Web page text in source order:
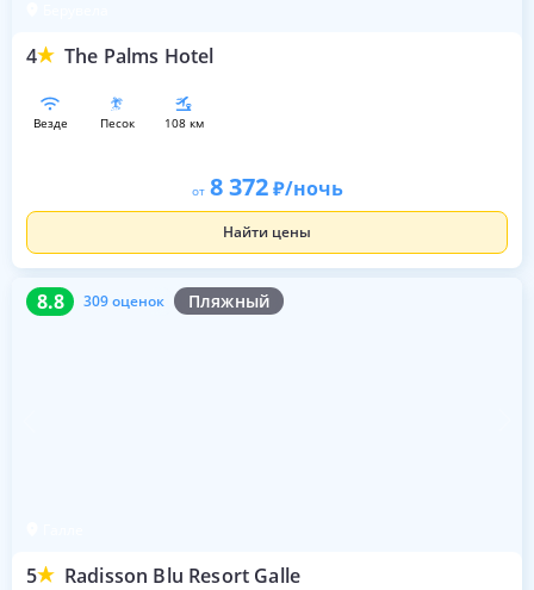
4 The Palms Hotel
везде песок 108 км
от 8 372 /ночь
Найти цены
8.8 309 оценок Пляжный
5 Radisson Blu Resort Galle
8.8 309 оценок